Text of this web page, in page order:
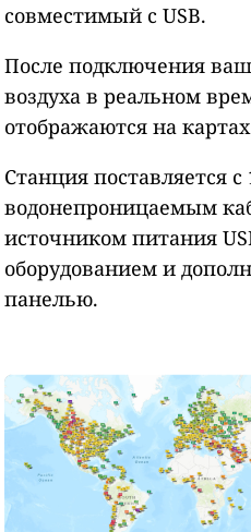
совместимый с USB.
После подключения
воздуха в реальном
отображаются на
Станция поставляется
водонепроницаемым
источником питания
оборудованием и
панелью.